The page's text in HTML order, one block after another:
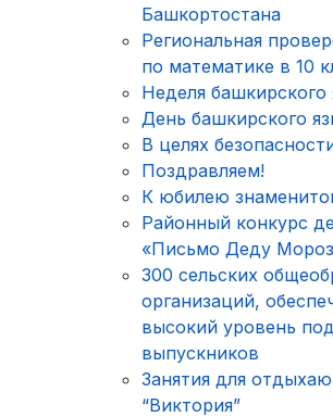
Башкортостана
Региональная
по математике в 10
Неделя башкирского
День башкирского
В целях
Поздравляем!
К юбилею
Районный конкурс
«Письмо Деду
300 сельских
организаций,
высокий уровень
выпускников
Занятия для
“Виктория”